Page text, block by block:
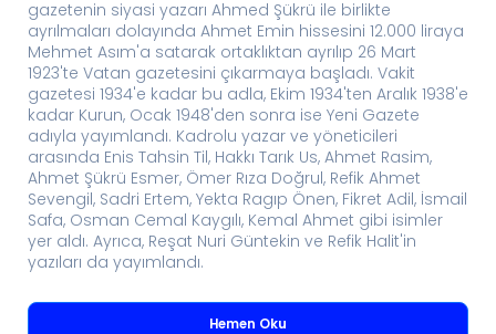
gazetenin siyasi yazarı Ahmed Şükrü ile birlikte
ayrılmaları dolayında Ahmet Emin hissesini 12.000 liraya
Mehmet Asım'a satarak ortaklıktan ayrılıp 26 Mart
1923'te Vatan gazetesini çıkarmaya başladı. Vakit
gazetesi 1934'e kadar bu adla, Ekim 1934'ten Aralık 1938'e
kadar Kurun, Ocak 1948'den sonra ise Yeni Gazete
adıyla yayımlandı. Kadrolu yazar ve yöneticileri
arasında Enis Tahsin Til, Hakkı Tarık Us, Ahmet Rasim,
Ahmet Şükrü Esmer, Ömer Rıza Doğrul, Refik Ahmet
Sevengil, Sadri Ertem, Yekta Ragıp Önen, Fikret Adil, İsmail
Safa, Osman Cemal Kaygılı, Kemal Ahmet gibi isimler
yer aldı. Ayrıca, Reşat Nuri Güntekin ve Refik Halit'in
yazıları da yayımlandı.
Hemen Oku